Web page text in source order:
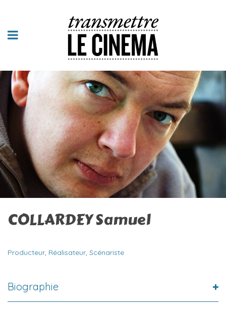
COLLARDEY Samuel
Producteur, Réalisateur, Scénariste
Biographie